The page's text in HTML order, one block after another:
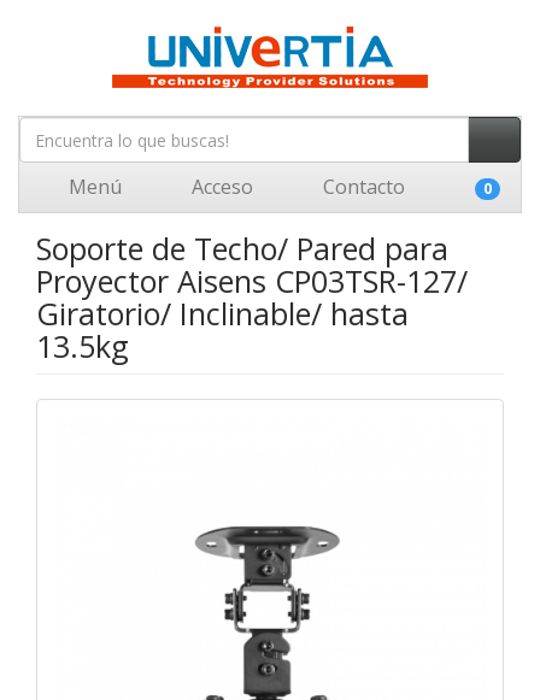
Menú Acceso Contacto 0
Soporte de Techo/ Pared para
Proyector Aisens CP03TSR-127/
Giratorio/ Inclinable/ hasta
13.5kg